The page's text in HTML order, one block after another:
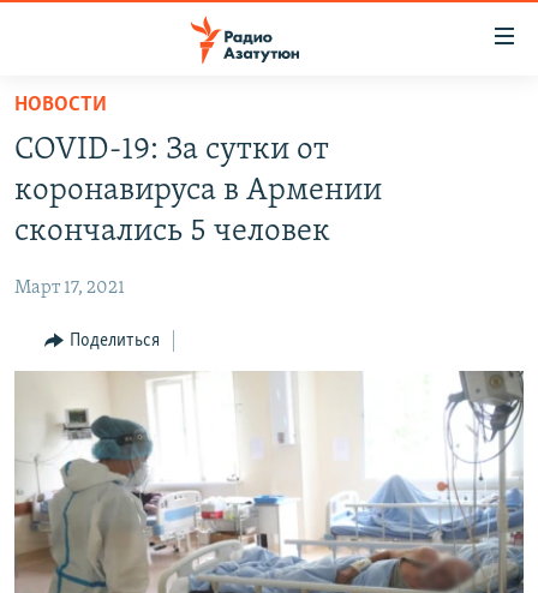
Перейти
основному
содержанию
Перейти
основной
навигации
Перейти
ПОЛИТИКА
ЭКОНОМИКА
РЕГИОН
НАГОРНЫЙ КАРАБАХ
КУЛЬТУРА
СПОРТ
АРХИВ
Հայերեն
НОВОСТИ
COVID-19: За сутки от
коронавируса в Армении
скончались 5 человек
Март 17, 2021
Поделиться